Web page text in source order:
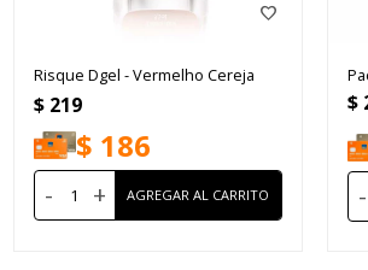
Risque Dgel - Vermelho Cereja
$ 219
$ 186
- +
$
-